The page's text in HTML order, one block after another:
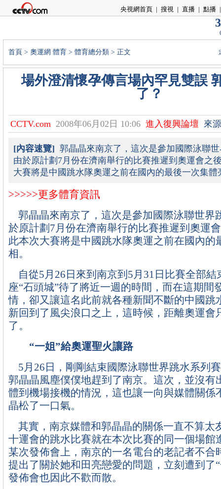
央視網首頁 | 搜視 | 直播 | 點播 |
首頁 > 奧運網 體育 > 體育總分類 > 正文
場外澄清懷孕傳言場內罕見雙誤
了？
CCTV.com 2008年06月02日 10:06 進入復興論壇 來
[內容速覽] 郭晶晶來南京了，這次是參加國際泳聯
由於原計劃7月份在濟南舉行的比賽推遲到奧運會之
大賽將是中國跳水隊奧運之前在國內的最後一次集體
>>>>>更多體育資訊
郭晶晶來南京了，這次是參加國際泳聯世界
於原計劃7月份在濟南舉行的比賽推遲到奧運
此本次大賽將是中國跳水隊奧運之前在國內的
相。
自從5月26日來到南京到5月31日比賽全部結
座“石頭城”待了將近一週的時間，而在這期間
情，卻又讓這名此前就各種新聞不斷的中國跳
新回到了風尖浪口之上，這時候，距離奧運會
了。
“一姐”給奧運聖火讓路
5月26日，剛剛結束國際泳聯世界跳水系列
郭晶晶風塵僕僕地趕到了南京。這次，並沒有
體到機場接機的情況，這也讓一向與媒體關係
晶松了一口氣。
其實，南京媒體和郭晶晶的關係一直不算太
十運會的跳水比賽就在本次比賽的同一個場館
某次發佈會上，南京的一名電台的老記者不合
提出了關於她和田亮戀愛的問題，立刻遭到了
發佈會也因此不歡而散。